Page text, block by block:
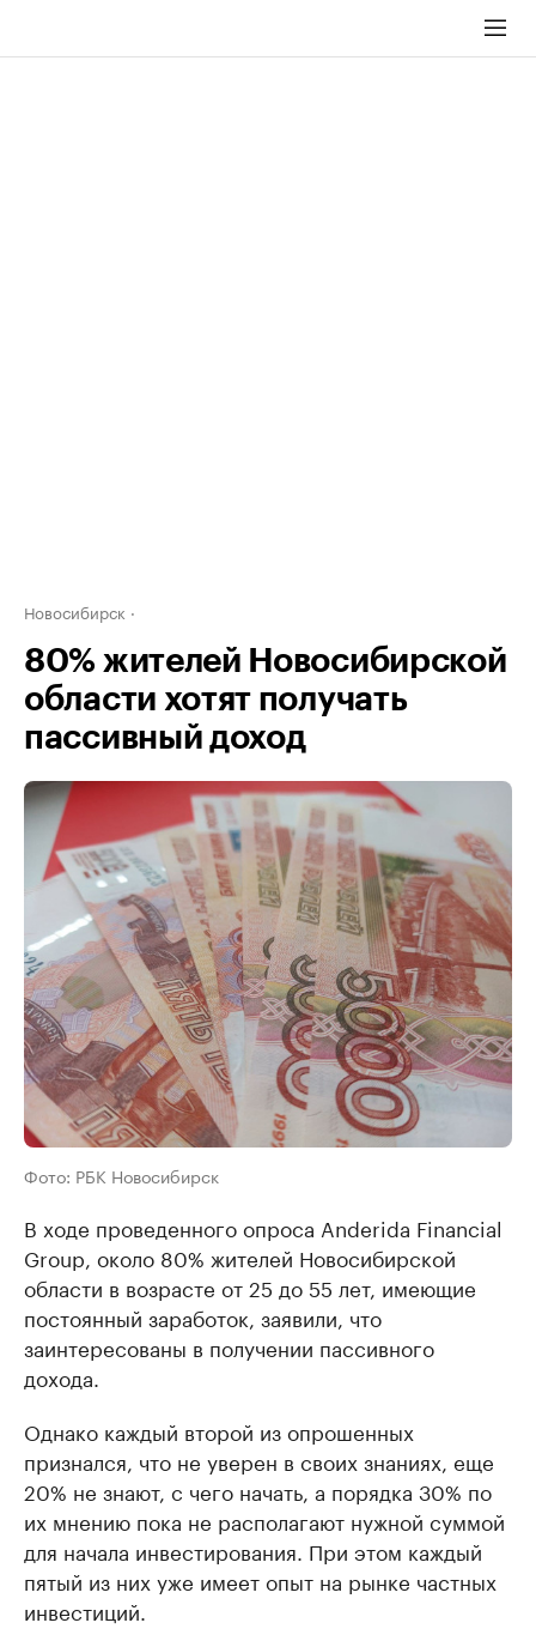
Новосибирск
80% жителей Новосибирской
области хотят получать
пассивный доход
Фото: РБК Новосибирск
В ходе проведенного опроса Anderida Financial
Group, около 80% жителей Новосибирской
области в возрасте от 25 до 55 лет, имеющие
постоянный заработок, заявили, что
заинтересованы в получении пассивного
дохода.
Однако каждый второй из опрошенных
признался, что не уверен в своих знаниях, еще
20% не знают, с чего начать, а порядка 30% по
их мнению пока не располагают нужной суммой
для начала инвестирования. При этом каждый
пятый из них уже имеет опыт на рынке частных
инвестиций.